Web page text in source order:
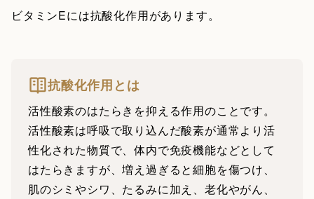
ビタミンEには抗酸化作用があります。
抗酸化作用とは
活性酸素のはたらきを抑える作用のことです。
活性酸素は呼吸で取り込んだ酸素が通常より活
性化された物質で、体内で免疫機能などとして
はたらきますが、増え過ぎると細胞を傷つけ、
肌のシミやシワ、たるみに加え、老化やがん、